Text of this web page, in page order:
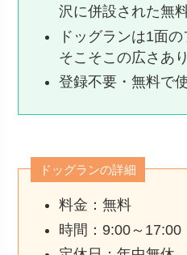
沢に併設された無
ドッグランは1面の
そこそこの広さあり
登録不要・無料で
ドッグランの詳細
料金：無料
時間：9:00～17:00